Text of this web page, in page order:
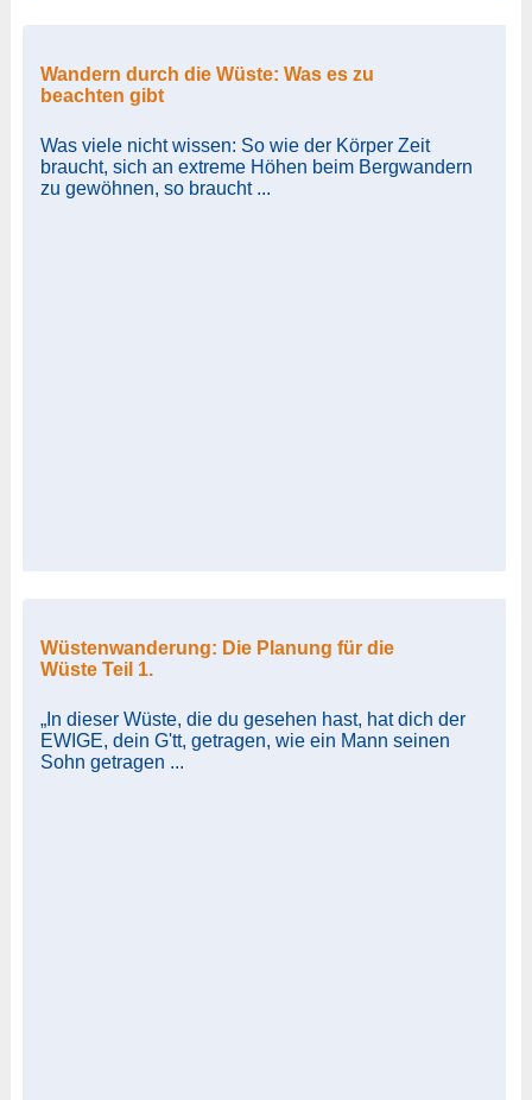
Wandern durch die Wüste: Was es zu
beachten gibt
Was viele nicht wissen: So wie der Körper Zeit
braucht, sich an extreme Höhen beim Bergwandern
zu gewöhnen, so braucht ...
Wüstenwanderung: Die Planung für die
Wüste Teil 1.
„In dieser Wüste, die du gesehen hast, hat dich der
EWIGE, dein G'tt, getragen, wie ein Mann seinen
Sohn getragen ...